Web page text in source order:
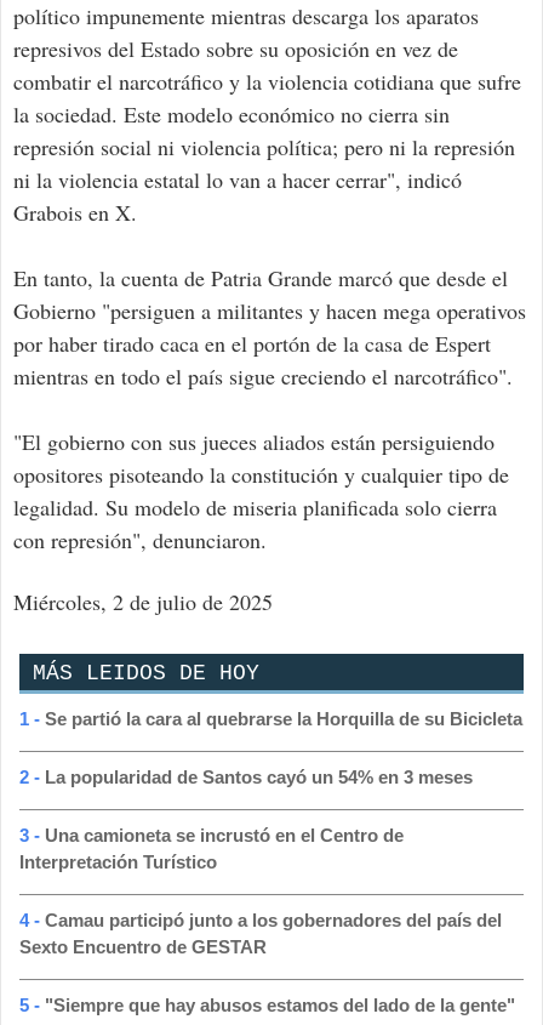
político impunemente mientras descarga los aparatos
represivos del Estado sobre su oposición en vez de
combatir el narcotráfico y la violencia cotidiana que sufre
la sociedad. Este modelo económico no cierra sin
represión social ni violencia política; pero ni la represión
ni la violencia estatal lo van a hacer cerrar", indicó
Grabois en X.
En tanto, la cuenta de Patria Grande marcó que desde el
Gobierno "persiguen a militantes y hacen mega operativos
por haber tirado caca en el portón de la casa de Espert
mientras en todo el país sigue creciendo el narcotráfico".
"El gobierno con sus jueces aliados están persiguiendo
opositores pisoteando la constitución y cualquier tipo de
legalidad. Su modelo de miseria planificada solo cierra
con represión", denunciaron.
Miércoles, 2 de julio de 2025
MÁS LEIDOS DE HOY
1 - Se partió la cara al quebrarse la Horquilla de su Bicicleta
2 - La popularidad de Santos cayó un 54% en 3 meses
3 - Una camioneta se incrustó en el Centro de
Interpretación Turístico
4 - Camau participó junto a los gobernadores del país del
Sexto Encuentro de GESTAR
5 - "Siempre que hay abusos estamos del lado de la gente"